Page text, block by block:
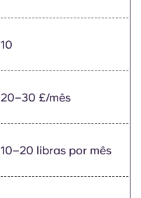
10
20–30 £/mês
10–20 libras por mês